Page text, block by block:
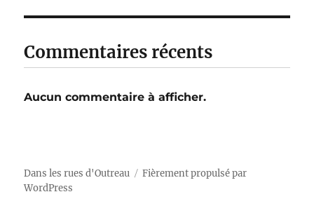
Commentaires récents
Aucun commentaire à afficher.
Dans les rues d'Outreau
Fièrement propulsé par
WordPress